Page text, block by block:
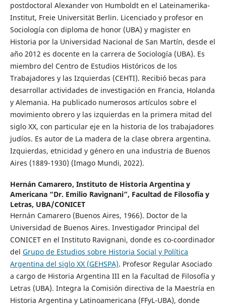
postdoctoral Alexander von Humboldt en el Lateinamerika-
Institut, Freie Universität Berlin. Licenciado y profesor en
Sociología con diploma de honor (UBA) y magister en
Historia por la Universidad Nacional de San Martín, desde el
año 2012 es docente en la carrera de Sociología (UBA). Es
miembro del Centro de Estudios Históricos de los
Trabajadores y las Izquierdas (CEHTI). Recibió becas para
desarrollar actividades de investigación en Francia, Holanda
y Alemania. Ha publicado numerosos artículos sobre el
movimiento obrero y las izquierdas en la primera mitad del
siglo XX, con particular eje en la historia de los trabajadores
judíos. Es autor de La madera de la clase obrera argentina.
Izquierdas, etnicidad y género en una industria de Buenos
Aires (1889-1930) (Imago Mundi, 2022).
Hernán Camarero, Instituto de Historia Argentina y
Americana “Dr. Emilio Ravignani”, Facultad de Filosofía y
Letras, UBA/CONICET
Hernán Camarero (Buenos Aires, 1966). Doctor de la
Universidad de Buenos Aires. Investigador Principal del
CONICET en el Instituto Ravignani, donde es co-coordinador
del Grupo de Estudios sobre Historia Social y Política
Argentina del siglo XX (GEHSPA). Profesor Regular Asociado
a cargo de Historia Argentina III en la Facultad de Filosofía y
Letras (UBA). Integra la Comisión directiva de la Maestría en
Historia Argentina y Latinoamericana (FFyL-UBA), donde